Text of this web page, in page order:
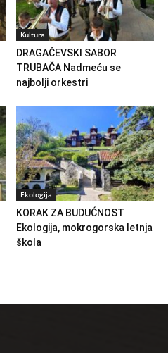
Kultura
DRAGAČEVSKI SABOR
TRUBAČA Nadmeću se
najbolji orkestri
Ekologija
KORAK ZA BUDUĆNOST
Ekologija, mokrogorska letnja
škola